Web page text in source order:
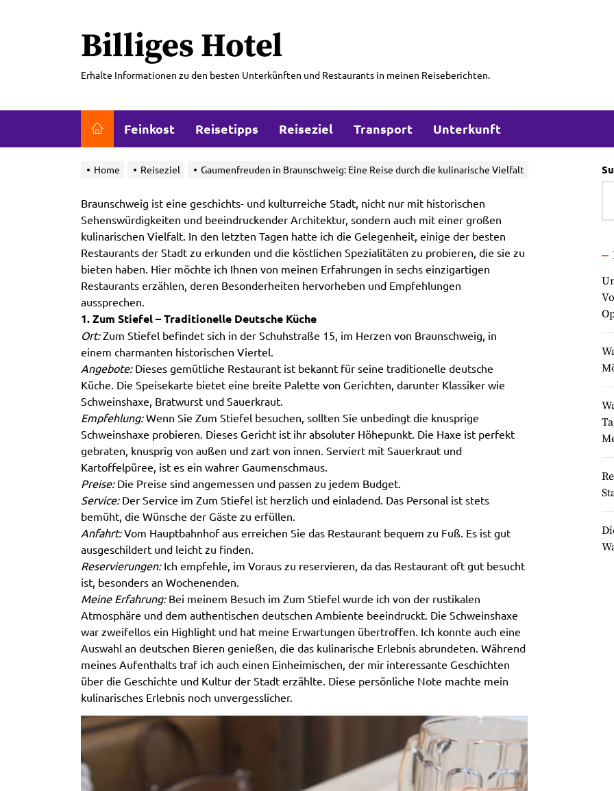
Billiges Hotel
Erhalte Informationen zu den besten Unterkünften und Restaurants in meinen Reiseberichten.
Feinkost Reisetipps Reiseziel Transport Unterkunft
Home Reiseziel Gaumenfreuden in Braunschweig: Eine Reise durch die kulinarische Vielfalt
Braunschweig ist eine geschichts- und kulturreiche Stadt, nicht nur mit historischen
Sehenswürdigkeiten und beeindruckender Architektur, sondern auch mit einer großen
kulinarischen Vielfalt. In den letzten Tagen hatte ich die Gelegenheit, einige der besten
Restaurants der Stadt zu erkunden und die köstlichen Spezialitäten zu probieren, die sie zu
bieten haben. Hier möchte ich Ihnen von meinen Erfahrungen in sechs einzigartigen
Restaurants erzählen, deren Besonderheiten hervorheben und Empfehlungen
aussprechen.
1. Zum Stiefel – Traditionelle Deutsche Küche
Ort:Zum Stiefel befindet sich in der Schuhstraße 15, im Herzen von Braunschweig, in
einem charmanten historischen Viertel.
Angebote:Dieses gemütliche Restaurant ist bekannt für seine traditionelle deutsche
Küche. Die Speisekarte bietet eine breite Palette von Gerichten, darunter Klassiker wie
Schweinshaxe, Bratwurst und Sauerkraut.
Empfehlung:Wenn Sie Zum Stiefel besuchen, sollten Sie unbedingt die knusprige
Schweinshaxe probieren. Dieses Gericht ist ihr absoluter Höhepunkt. Die Haxe ist perfekt
gebraten, knusprig von außen und zart von innen. Serviert mit Sauerkraut und
Kartoffelpüree, ist es ein wahrer Gaumenschmaus.
Preise:Die Preise sind angemessen und passen zu jedem Budget.
Service:Der Service im Zum Stiefel ist herzlich und einladend. Das Personal ist stets
bemüht, die Wünsche der Gäste zu erfüllen.
Anfahrt:Vom Hauptbahnhof aus erreichen Sie das Restaurant bequem zu Fuß. Es ist gut
ausgeschildert und leicht zu finden.
Reservierungen:Ich empfehle, im Voraus zu reservieren, da das Restaurant oft gut besucht
ist, besonders an Wochenenden.
Meine Erfahrung:Bei meinem Besuch im Zum Stiefel wurde ich von der rustikalen
Atmosphäre und dem authentischen deutschen Ambiente beeindruckt. Die Schweinshaxe
war zweifellos ein Highlight und hat meine Erwartungen übertroffen. Ich konnte auch eine
Auswahl an deutschen Bieren genießen, die das kulinarische Erlebnis abrundeten. Während
meines Aufenthalts traf ich auch einen Einheimischen, der mir interessante Geschichten
über die Geschichte und Kultur der Stadt erzählte. Diese persönliche Note machte mein
kulinarisches Erlebnis noch unvergesslicher.